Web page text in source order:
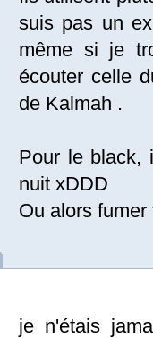
suis pas un
même si je
écouter celle
de Kalmah .
Pour le black,
nuit xDDD
Ou alors
je n'étais